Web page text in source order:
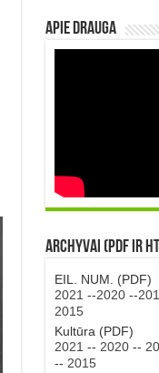
Apie DRAUGA
Archyvai (PDF ir
EIL. NUM. (PDF)
2021 --2020--
2015
Kultūra (PDF)
2021 -- 2020--
-- 2015